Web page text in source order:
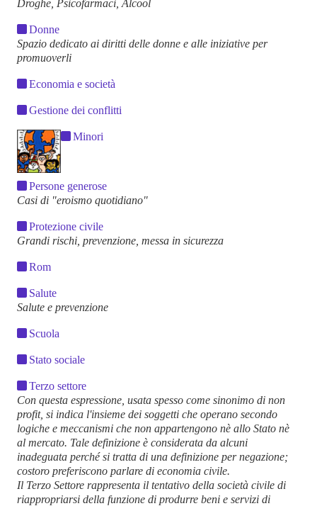
Droghe, Psicofarmaci, Alcool
Donne
Spazio dedicato ai diritti delle donne e alle iniziative per
promuoverli
Economia e società
Gestione dei conflitti
Minori
Persone generose
Casi di "eroismo quotidiano"
Protezione civile
Grandi rischi, prevenzione, messa in sicurezza
Rom
Salute
Salute e prevenzione
Scuola
Stato sociale
Terzo settore
Con questa espressione, usata spesso come sinonimo di non
profit, si indica l'insieme dei soggetti che operano secondo
logiche e meccanismi che non appartengono nè allo Stato nè
al mercato. Tale definizione è considerata da alcuni
inadeguata perché si tratta di una definizione per negazione;
costoro preferiscono parlare di economia civile.
Il Terzo Settore rappresenta il tentativo della società civile di
riappropriarsi della funzione di produrre beni e servizi di